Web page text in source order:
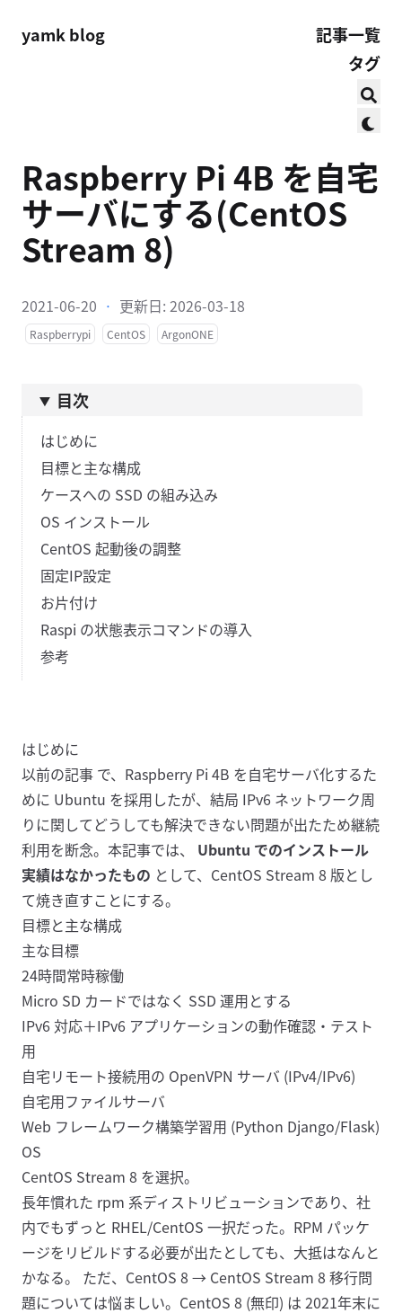
yamk blog
記事一覧
タグ
Raspberry Pi 4B を自宅
サーバにする(CentOS
Stream 8)
2021-06-20 · 更新日: 2026-03-18
Raspberrypi CentOS ArgonONE
目次
はじめに
目標と主な構成
ケースへの SSD の組み込み
OS インストール
CentOS 起動後の調整
固定IP設定
お片付け
Raspi の状態表示コマンドの導入
参考
はじめに
以前の記事 で、Raspberry Pi 4B を自宅サーバ化するた
めに Ubuntu を採用したが、結局 IPv6 ネットワーク周
りに関してどうしても解決できない問題が出たため継続
利用を断念。本記事では、 Ubuntu でのインストール
実績はなかったもの として、CentOS Stream 8 版とし
て焼き直すことにする。
目標と主な構成
主な目標
24時間常時稼働
Micro SD カードではなく SSD 運用とする
IPv6 対応＋IPv6 アプリケーションの動作確認・テスト
用
自宅リモート接続用の OpenVPN サーバ (IPv4/IPv6)
自宅用ファイルサーバ
Web フレームワーク構築学習用 (Python Django/Flask)
OS
CentOS Stream 8 を選択。
長年慣れた rpm 系ディストリビューションであり、社
内でもずっと RHEL/CentOS 一択だった。RPM パッケ
ージをリビルドする必要が出たとしても、大抵はなんと
かなる。 ただ、CentOS 8 → CentOS Stream 8 移行問
題については悩ましい。CentOS 8 (無印) は 2021年末に